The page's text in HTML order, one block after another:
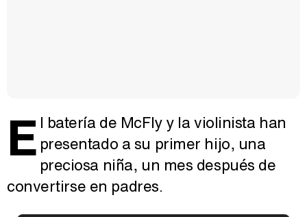
E l batería de McFly y la violinista han
presentado a su primer hijo, una
preciosa niña, un mes después de
convertirse en padres.